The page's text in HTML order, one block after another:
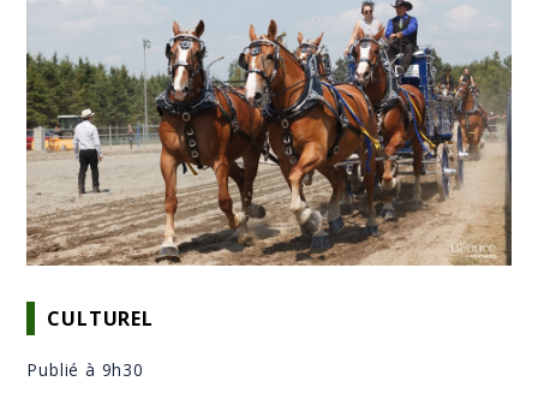
CULTUREL
Publié à 9h30